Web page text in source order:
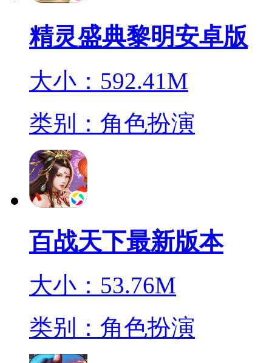
精灵盛典黎明安卓版
大小：592.41M
类别：角色扮演
百战天下最新版本
大小：53.76M
类别：角色扮演